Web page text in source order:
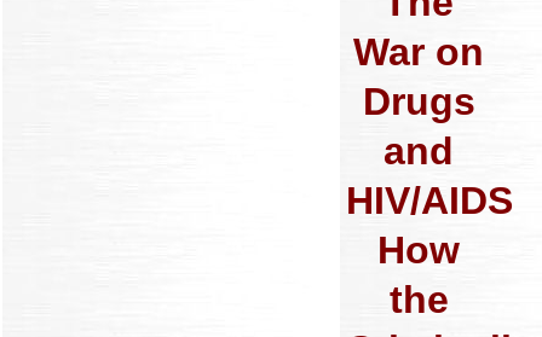
War on
Drugs
and
HIV/AIDS
How
the